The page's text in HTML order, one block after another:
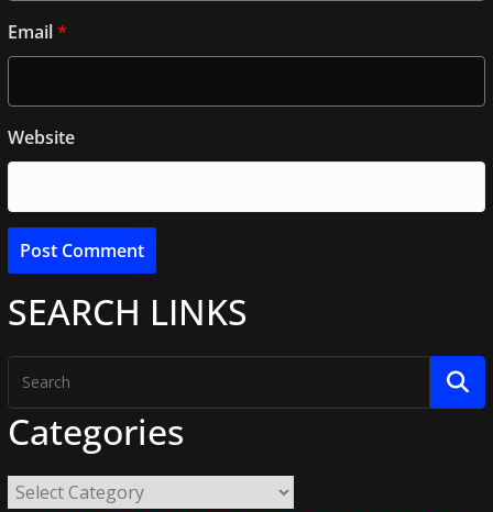
Email*
Website
SEARCH LINKS
Categories